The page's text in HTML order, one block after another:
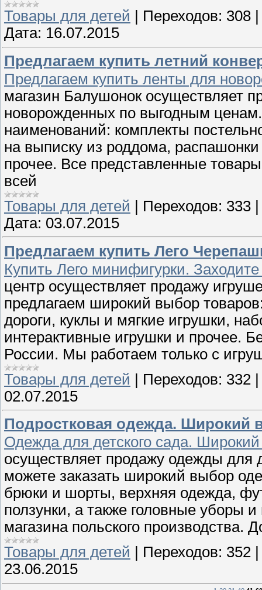
Товары для детей
Переходов: 308
Дата: 16.07.2015
Предлагаем купить летний
Предлагаем купить ленты для
магазин Балушонок осуществляет
новорожденных по выгодным
наименований: комплекты
на выписку из роддома,
прочее. Все представленные
всей
Товары для детей
Переходов: 333
Дата: 03.07.2015
Предлагаем купить Лего
Купить Лего минифигурки.
центр осуществляет продажу
предлагаем широкий выбор
дороги, куклы и мягкие игрушки,
интерактивные игрушки и прочее.
России. Мы работаем только с
Товары для детей | Переходов: 332
02.07.2015
Подростковая одежда. Широкий
Одежда для детского сада.
осуществляет продажу одежды
можете заказать широкий выбор
брюки и шорты, верхняя одежда,
ползунки, а также головные уборы
магазина польского производства.
Товары для детей
Переходов: 352
23.06.2015